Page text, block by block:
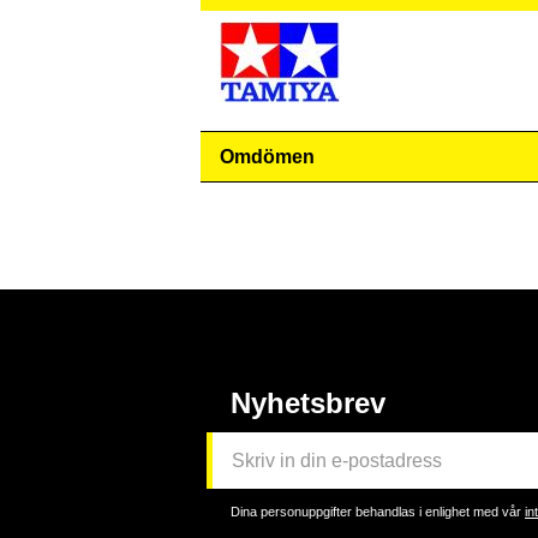
Omdömen
Nyhetsbrev
Dina personuppgifter behandlas i enlighet med vår